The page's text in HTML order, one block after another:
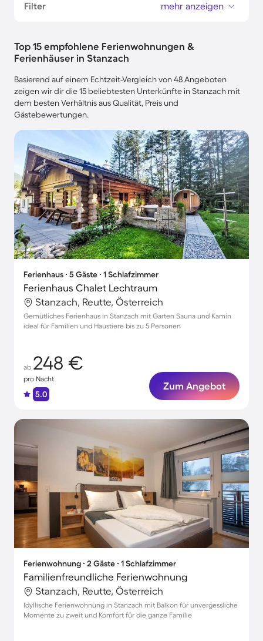
Filter mehr anzeigen
Top 15 empfohlene Ferienwohnungen &
Ferienhäuser in Stanzach
Basierend auf einem Echtzeit-Vergleich von 48 Angeboten
zeigen wir dir die 15 beliebtesten Unterkünfte in Stanzach mit
dem besten Verhältnis aus Qualität, Preis und
Gästebewertungen.
Ferienhaus ∙ 5 Gäste ∙ 1 Schlafzimmer
Ferienhaus Chalet Lechtraum
Stanzach, Reutte, Österreich
Gemütliches Ferienhaus in Stanzach mit Garten Sauna und Kamin
ideal für Familien und Haustiere bis zu 5 Personen
ab 248 €
pro Nacht
5.0
Zum Angebot
Ferienwohnung ∙ 2 Gäste ∙ 1 Schlafzimmer
Familienfreundliche Ferienwohnung
Stanzach, Reutte, Österreich
Idyllische Ferienwohnung in Stanzach mit Balkon für unvergessliche
Momente zu zweit und Komfort für die ganze Familie